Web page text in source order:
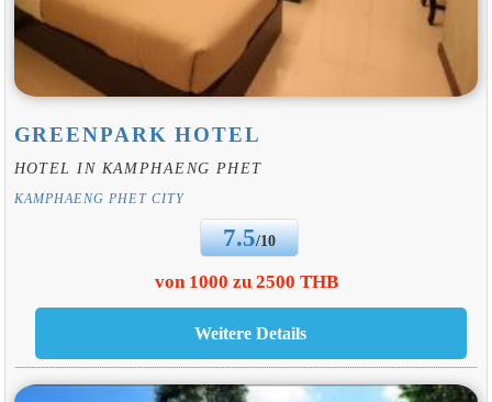
GREENPARK HOTEL
HOTEL IN KAMPHAENG PHET
KAMPHAENG PHET CITY
7.5/10
von 1000 zu 2500 THB